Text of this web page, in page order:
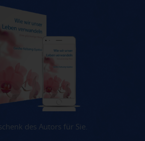
des Autors für Sie.